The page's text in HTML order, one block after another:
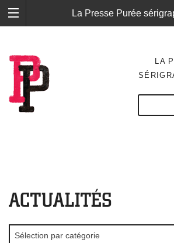
La Presse Purée
LA
ACTUALITÉS